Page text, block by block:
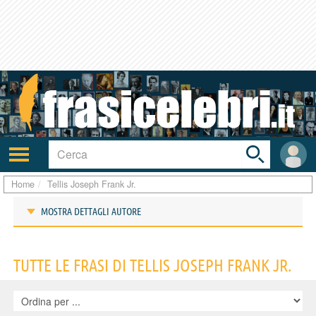
Attiva/disattiva
navigazione
User
area
Toggle
search
bar
Home Tellis Joseph Frank Jr.
MOSTRA DETTAGLI AUTORE
TUTTE LE FRASI DI TELLIS JOSEPH FRANK JR.